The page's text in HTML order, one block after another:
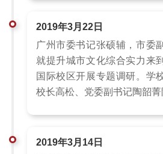
2019年3月22日
广州市委书记张硕辅，市委
就提升城市文化综合实力来
国际校区开展专题调研。学
校长高松、党委副书记陶韶菁
2019年3月14日